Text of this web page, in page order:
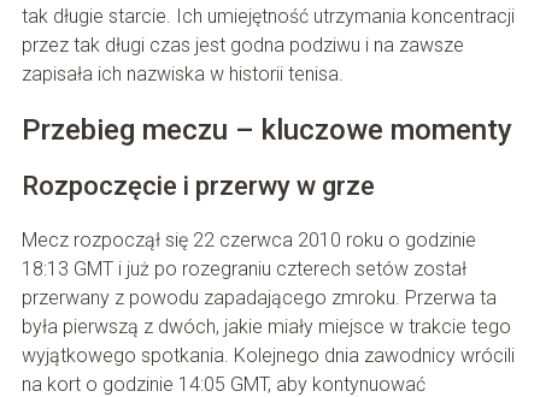
tak długie starcie. Ich umiejętność utrzymania koncentracji
przez tak długi czas jest godna podziwu i na zawsze
zapisała ich nazwiska w historii tenisa.
Przebieg meczu – kluczowe momenty
Rozpoczęcie i przerwy w grze
Mecz rozpoczął się 22 czerwca 2010 roku o godzinie
18:13 GMT i już po rozegraniu czterech setów został
przerwany z powodu zapadającego zmroku. Przerwa ta
była pierwszą z dwóch, jakie miały miejsce w trakcie tego
wyjątkowego spotkania. Kolejnego dnia zawodnicy wrócili
na kort o godzinie 14:05 GMT, aby kontynuować